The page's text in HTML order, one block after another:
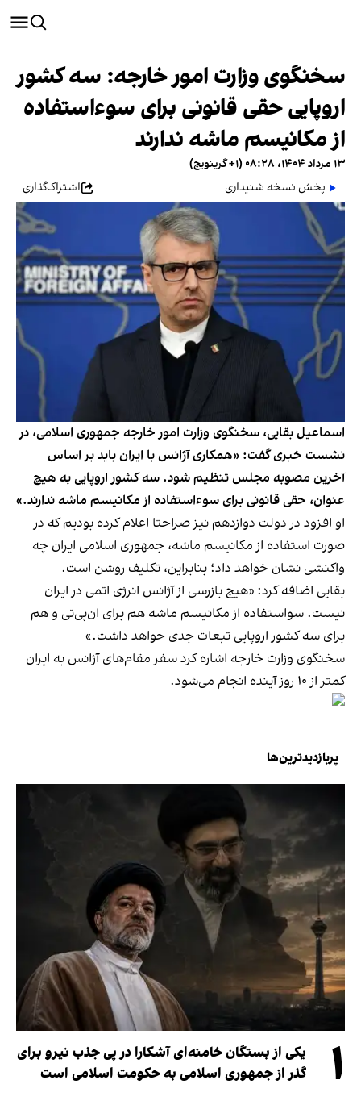
سخنگوی وزارت امور خارجه: سه کشور
اروپایی حقی قانونی برای سوءاستفاده
از مکانیسم ماشه ندارند
۱۳ مرداد ۱۴۰۴، ۰۸:۲۸ (‎+۱ گرینویچ)
پخش نسخه شنیداری
اشتراک‌گذاری
اسماعیل بقایی، سخنگوی وزارت امور خارجه جمهوری اسلامی، در
نشست خبری گفت: «همکاری آژانس با ایران باید بر اساس
آخرین مصوبه مجلس تنظیم شود. سه کشور اروپایی به هیچ
عنوان، حقی قانونی برای سوءاستفاده از مکانیسم ماشه ندارند.»
او افزود در دولت دوازدهم نیز صراحتا اعلام کرده بودیم که در
صورت استفاده از مکانیسم ماشه، جمهوری اسلامی ایران چه
واکنشی نشان خواهد داد؛ بنابراین، تکلیف روشن است.
بقایی اضافه کرد: «هیچ بازرسی از آژانس انرژی اتمی در ایران
نیست. سواستفاده از مکانیسم ماشه هم برای ان‌پی‌تی و هم
برای سه کشور اروپایی تبعات جدی خواهد داشت.»
سخنگوی وزارت خارجه اشاره کرد سفر مقام‌های آژانس به ایران
کمتر از ۱۰ روز آینده انجام می‌شود.
پربازدیدترین‌ها
۱
یکی از بستگان خامنه‌ای آشکارا در پی جذب نیرو برای
گذر از جمهوری اسلامی به حکومت اسلامی است